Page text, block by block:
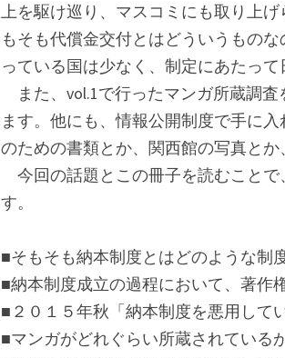
上を駆け巡り、マスコミにも取り上
もそも代償金交付とはどういうもの
っている国は少なく、制定にあたって
また、vol.1で行ったマンガ所蔵調
ます。他にも、情報公開制度で手に
のための書類とか、関西館の写真とか
今回の話題とこの冊子を読むことで
す。
■そもそも納本制度とはどのような制
■納本制度成立の過程において、著作
■２０１５年秋「納本制度を悪用して
■マンガがどれぐらい所蔵されている